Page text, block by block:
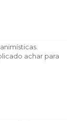
achar para